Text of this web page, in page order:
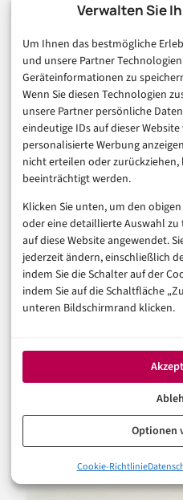
Verwalten Sie
Um Ihnen das bestmögliche
und unsere Partner
Geräteinformationen zu
Wenn Sie diesen Technologien
unsere Partner persönliche
eindeutige IDs auf dieser
personalisierte Werbung
nicht erteilen oder
beeinträchtigt werden.
Klicken Sie unten, um den
oder eine detaillierte Auswahl
auf diese Website angewendet.
jederzeit ändern, einschließlich
indem Sie die Schalter auf der
indem Sie auf die Schaltfläche
unteren Bildschirmrand klicken.
Optionen
Cookie-Richtlinie
Entschuldigungen, wenn du
wirst!
Nutz die Zeit für die Serie,
schauen wolltest. Danach
kulturell auf dem neuesten
Warum